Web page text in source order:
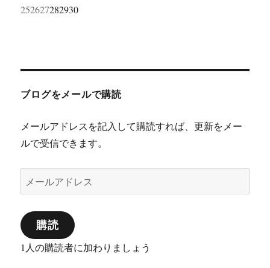
252627282930
ブログをメールで購読
メールアドレスを記入して購読すれば、更新をメー
ルで受信できます。
ー
ル
ア
ド
購読
1人の購読者に加わりましょう